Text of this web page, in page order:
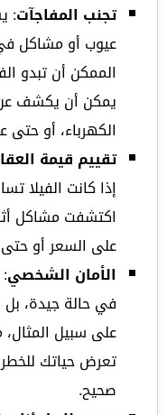
تجنب المفاجآت:
عيوب أو مشاكل
الممكن أن تبدو
يمكن أن يكشف
الكهرباء، أو حتى
تقييم قيمة
إذا كانت الفيلا
اكتشفت مشاكل
على السعر أو
الأمان الشخصي:
في حالة جيدة،
على سبيل المثال،
تعرض حياتك
صحيح.